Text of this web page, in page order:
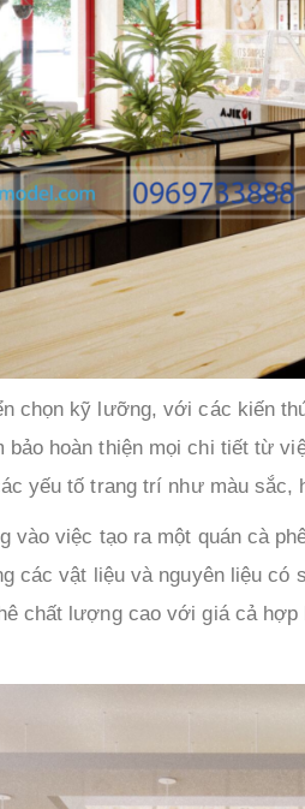
chọn kỹ lưỡng, với các kiến
bảo hoàn thiện mọi chi tiết từ
yếu tố trang trí như màu sắc,
vào việc tạo ra một quán cà
các vật liệu và nguyên liệu có
chất lượng cao với giá cả